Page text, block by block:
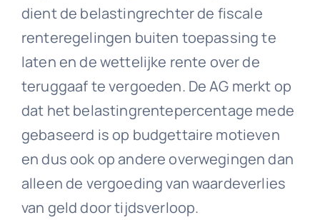
dient de belastingrechter de fiscale
renteregelingen buiten toepassing te
laten en de wettelijke rente over de
teruggaaf te vergoeden. De AG merkt op
dat het belastingrentepercentage mede
gebaseerd is op budgettaire motieven
en dus ook op andere overwegingen dan
alleen de vergoeding van waardeverlies
van geld door tijdsverloop.